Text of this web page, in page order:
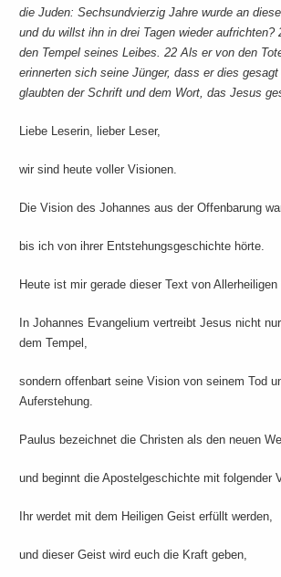
die Juden: Sechsundvierzig Jahre wurde an
und du willst ihn in drei Tagen wieder aufrichten?
den Tempel seines Leibes. 22 Als er von den
erinnerten sich seine Jünger, dass er dies
glaubten der Schrift und dem Wort, das Jesus
Liebe Leserin, lieber Leser,
wir sind heute voller Visionen.
Die Vision des Johannes aus der Offenbarung
bis ich von ihrer Entstehungsgeschichte hörte.
Heute ist mir gerade dieser Text von
In Johannes Evangelium vertreibt Jesus nicht
dem Tempel,
sondern offenbart seine Vision von seinem Tod
Auferstehung.
Paulus bezeichnet die Christen als den neuen
und beginnt die Apostelgeschichte mit folgender
Ihr werdet mit dem Heiligen Geist erfüllt werden,
und dieser Geist wird euch die Kraft geben,